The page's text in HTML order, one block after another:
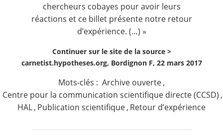
chercheurs cobayes pour avoir leurs
réactions et ce billet présente notre retour
d’expérience. (…) »
Continuer sur le site de la source >
carnetist.hypotheses.org, Bordignon F, 22 mars 2017
Mots-clés : Archive ouverte ,
Centre pour la communication scientifique directe (CCSD) ,
HAL, Publication scientifique, Retour d’expérience